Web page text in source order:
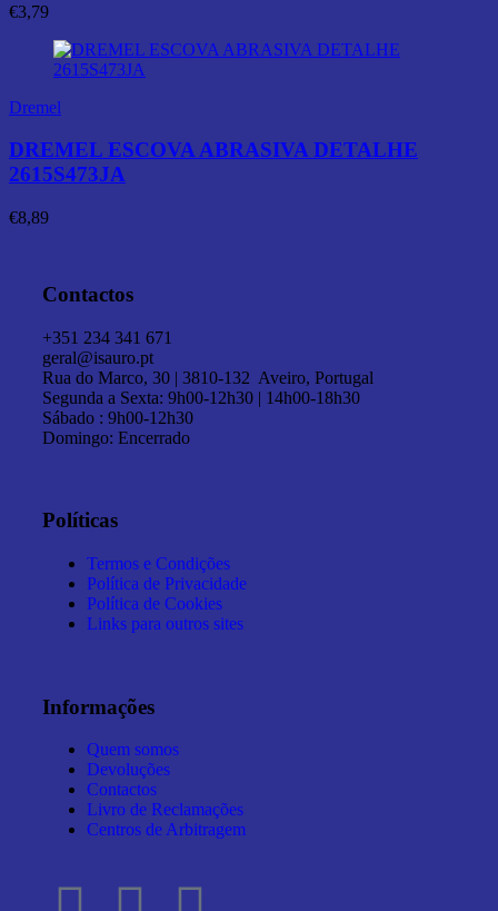
€3,79
Dremel
DREMEL ESCOVA ABRASIVA DETALHE
2615S473JA
€8,89
Contactos
+351 234 341 671
geral@isauro.pt
Rua do Marco, 30 | 3810-132 Aveiro, Portugal
Segunda a Sexta: 9h00-12h30 | 14h00-18h30
Sábado : 9h00-12h30
Domingo: Encerrado
Políticas
Termos e Condições
Política de Privacidade
Política de Cookies
Links para outros sites
Informações
Quem somos
Devoluções
Contactos
Livro de Reclamações
Centros de Arbitragem